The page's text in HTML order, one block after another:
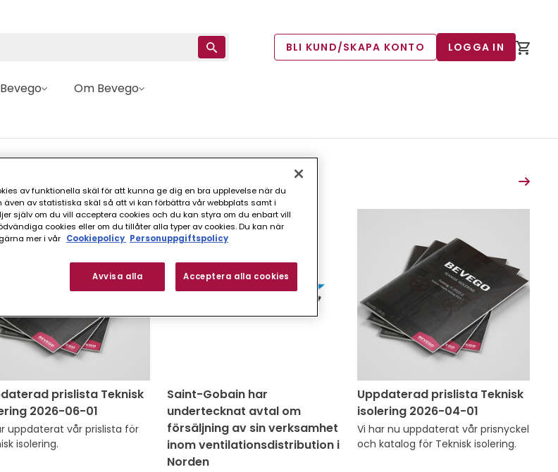
BLI KUND/SKAPA KONTO LOGGA IN
Om Bevego
prislista Teknisk
2026-06-01
uppdaterat vår prislista för
isolering.
Saint-Gobain har
undertecknat avtal om
försäljning av sin verksamhet
inom ventilationsdistribution i
Norden
Uppdaterad prislista Teknisk
isolering 2026-04-01
Vi har nu uppdaterat vår prisnyckel
och katalog för Teknisk isolering.
av funktionella skäl för att kunna ge dig en bra upplevelse när du
även av statistiska skäl så att vi kan förbättra vår webbplats samt i
själv om du vill acceptera cookies och du kan styra om du enbart vill
cookies eller om du tillåter alla typer av cookies. Du kan när
mer i vår Cookiepolicy Personuppgiftspolicy
Avvisa alla Acceptera alla cookies